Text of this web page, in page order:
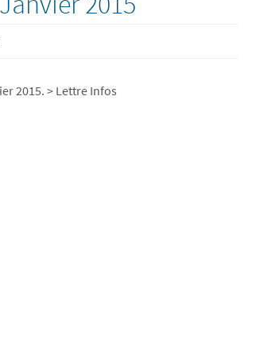
2015. > Lettre Infos